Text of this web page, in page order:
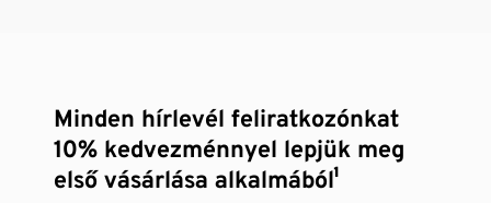
Minden hírlevél feliratkozónkat
10% kedvezménnyel lepjük meg
első vásárlása alkalmából¹